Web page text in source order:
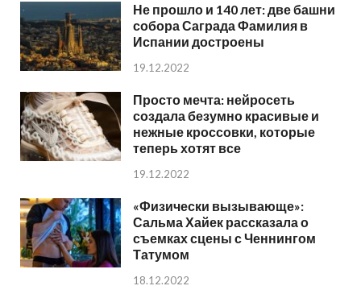
Не прошло и 140 лет: две башни
собора Саграда Фамилия в
Испании достроены
19.12.2022
Просто мечта: нейросеть
создала безумно красивые и
нежные кроссовки, которые
теперь хотят все
19.12.2022
«Физически вызывающе»:
Сальма Хайек рассказала о
съемках сцены с Ченнингом
Татумом
18.12.2022